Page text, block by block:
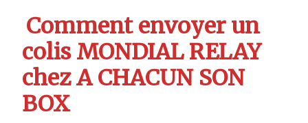
Comment envoyer un
colis MONDIAL RELAY
chez A CHACUN SON
BOX